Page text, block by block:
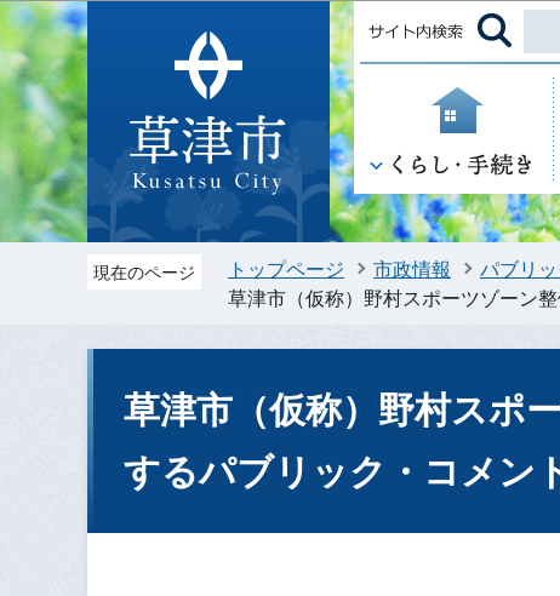
現在のページ トップページ 市政情報 パブリッ
草津市（仮称）野村スポーツゾーン
草津市（仮称）野村スポ
するパブリック・コメン